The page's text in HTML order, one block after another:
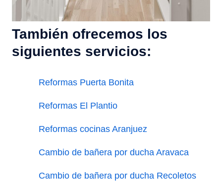
También ofrecemos los
siguientes servicios:
Reformas Puerta Bonita
Reformas El Plantio
Reformas cocinas Aranjuez
Cambio de bañera por ducha Aravaca
Cambio de bañera por ducha Recoletos